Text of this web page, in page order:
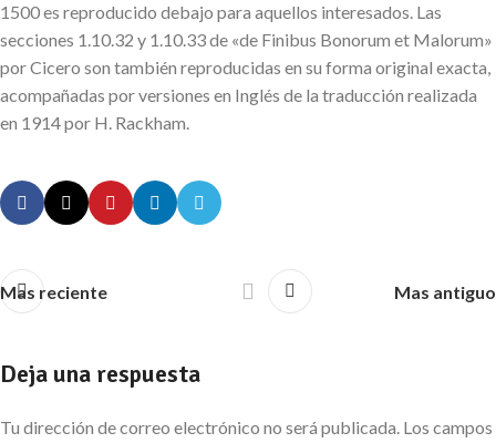
1500 es reproducido debajo para aquellos interesados. Las
secciones 1.10.32 y 1.10.33 de «de Finibus Bonorum et Malorum»
por Cicero son también reproducidas en su forma original exacta,
acompañadas por versiones en Inglés de la traducción realizada
en 1914 por H. Rackham.
Mas reciente Mas antiguo
Deja una respuesta
Tu dirección de correo electrónico no será publicada. Los campos